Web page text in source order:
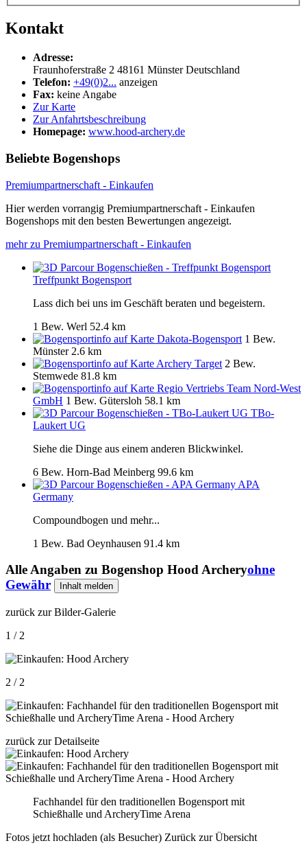
Kontakt
Adresse:
Fraunhoferstraße 2 48161 Münster Deutschland
Telefon: +49(0)2... anzeigen
Fax: keine Angabe
Zur Karte
Zur Anfahrtsbeschreibung
Homepage: www.hood-archery.de
Beliebte Bogenshops
Premiumpartnerschaft - Einkaufen
Hier werden vorrangig Premiumpartnerschaft - Einkaufen
Bogenshops mit den besten Bewertungen angezeigt.
mehr zu Premiumpartnerschaft - Einkaufen
Treffpunkt Bogensport
Lass dich bei uns im Geschäft beraten und begeistern.
1 Bew. Werl 52.4 km
Dakota-Bogensport 1 Bew.
Münster 2.6 km
Archery Target 2 Bew.
Stemwede 81.8 km
Regio Vertriebs Team Nord-West
GmbH 1 Bew. Gütersloh 58.1 km
TBo-
Laukert UG
Siehe die Dinge aus einem anderen Blickwinkel.
6 Bew. Horn-Bad Meinberg 99.6 km
APA
Germany
Compoundbogen und mehr...
1 Bew. Bad Oeynhausen 91.4 km
Alle Angaben zu Bogenshop Hood Archeryohne
Gewähr
Inhalt melden
zurück zur Bilder-Galerie
1 / 2
2 / 2
zurück zur Detailseite
Fachhandel für den traditionellen Bogensport mit
Schießhalle und ArcheryTime Arena
Fotos jetzt hochladen (als Besucher) Zurück zur Übersicht